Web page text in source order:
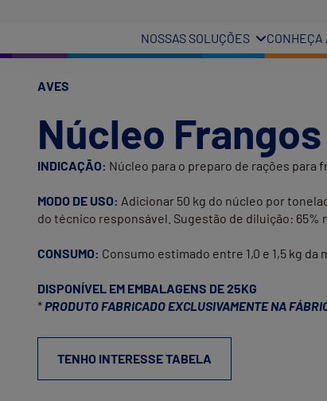
NOSSAS SOLUÇÕES CONHEÇA
AVES
Núcleo
INDICAÇÃO: Núcleo para o preparo de rações para
MODO DE USO: Adicionar 50 kg do núcleo por
do técnico responsável. Sugestão de diluição: 65%
CONSUMO: Consumo estimado entre 1,0 e 1,5 kg da
DISPONÍVEL EM EMBALAGENS DE 25KG
* PRODUTO FABRICADO EXCLUSIVAMENTE NA
TENHO INTERESSE TABELA